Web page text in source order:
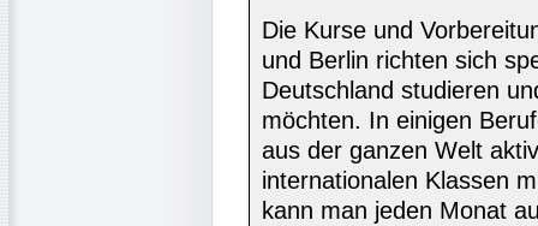
Die Kurse und
und Berlin richten sich
Deutschland studieren
möchten. In einigen
aus der ganzen Welt
internationalen Klassen
kann man jeden Monat